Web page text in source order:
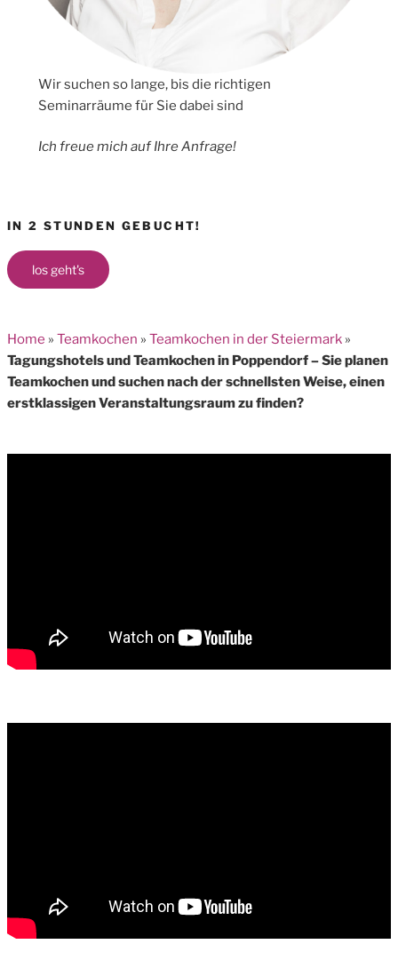
Wir suchen so lange, bis die richtigen
Seminarräume für Sie dabei sind
Ich freue mich auf Ihre Anfrage!
IN 2 STUNDEN GEBUCHT!
los geht's
Home » Teamkochen » Teamkochen in der Steiermark »
Tagungshotels und Teamkochen in Poppendorf – Sie planen
Teamkochen und suchen nach der schnellsten Weise, einen
erstklassigen Veranstaltungsraum zu finden?